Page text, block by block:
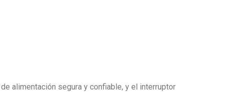
alimentación segura y confiable, y el interruptor